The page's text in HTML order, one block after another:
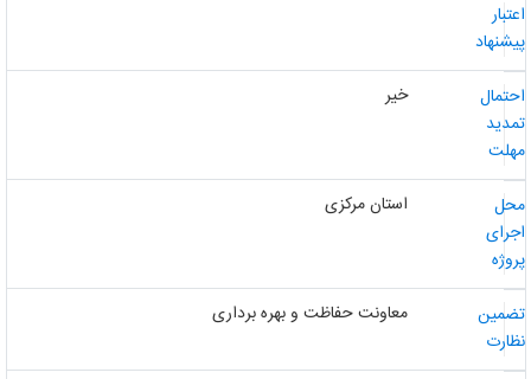
خیر
استان مرکزی
معاونت حفاظت و بهره برداری